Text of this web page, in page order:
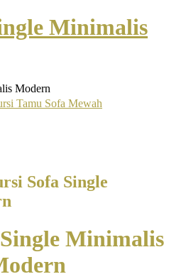
Minimalis
Tamu Sofa Mewah
Sofa Single
Minimalis